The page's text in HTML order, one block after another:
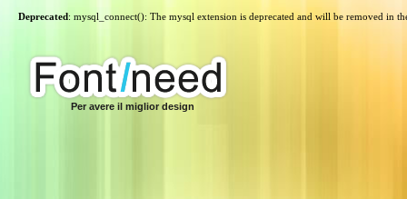
Deprecated: mysql_connect(): The mysql extension is deprecated and will be removed in
Per avere il miglior design